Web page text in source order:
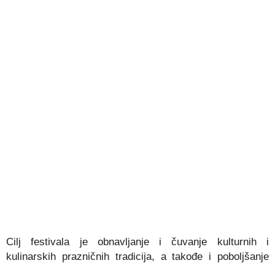
Cilj festivala je obnavljanje i čuvanje kulturnih i
kulinarskih prazničnih tradicija, a takođe i poboljšanje